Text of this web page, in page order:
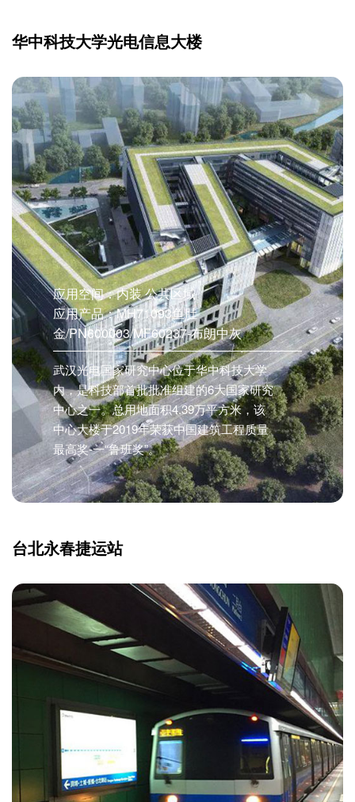
华中科技大学光电信息大楼
应用空间：内装 公共区域
应用产品：MH71093鱼肚
金/PN600003/MF60237-布朗中灰
武汉光电国家研究中心位于华中科技大学
内，是科技部首批批准组建的6大国家研究
中心之一。总用地面积4.39万平方米，该
中心大楼于2019年荣获中国建筑工程质量
最高奖-一“鲁班奖”。
台北永春捷运站